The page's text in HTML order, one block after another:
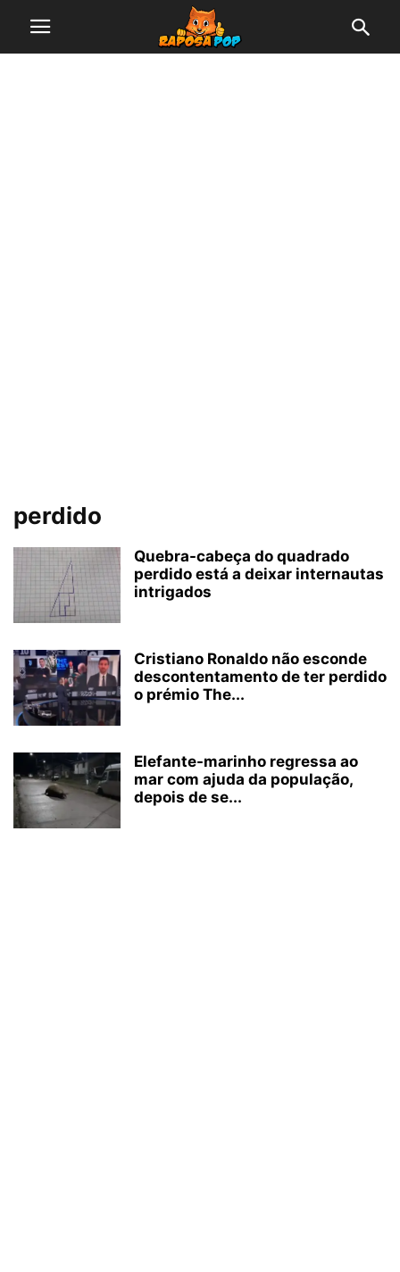
perdido
Quebra-cabeça do quadrado
perdido está a deixar internautas
intrigados
Cristiano Ronaldo não esconde
descontentamento de ter perdido
o prémio The...
Elefante-marinho regressa ao
mar com ajuda da população,
depois de se...